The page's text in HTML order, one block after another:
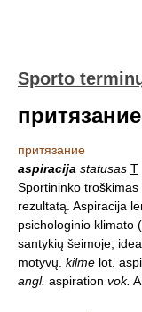
Sporto
притязание
притязание
aspiracija statusas T
Sportininko
rezultatą. Aspiracija
psichologinio klimato
santykių šeimoje,
motyvų. kilmė lot.
angl. aspiration vok.